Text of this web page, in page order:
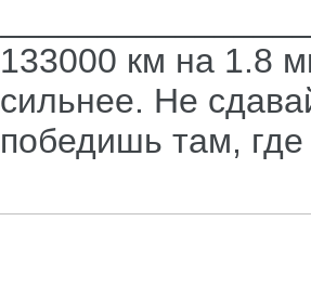
133000 км на 1.8
сильнее. Не
победишь там,